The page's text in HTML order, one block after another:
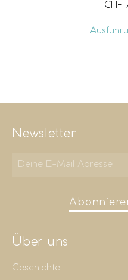
CHF
Newsletter
Über uns
Geschichte